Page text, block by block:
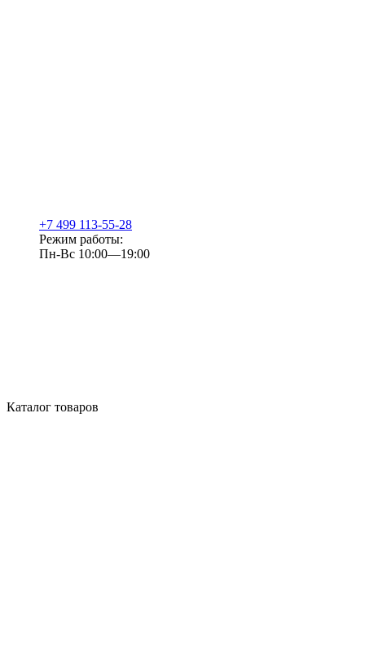
+7 499 113-55-28
Режим работы:
Пн-Вс 10:00—19:00
Каталог товаров